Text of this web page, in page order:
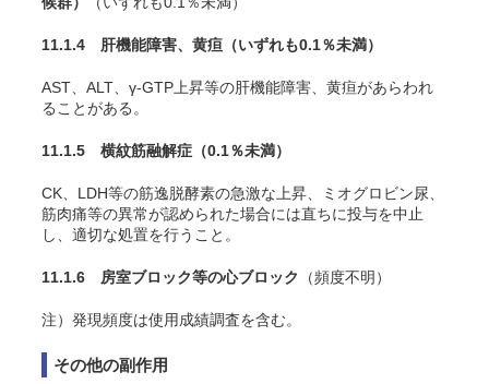
11.1.4 肝機能障害、黄疸 （いずれも0.1％未満）
AST、ALT、γ-GTP上昇等の肝機能障害、黄疸があらわれ
ることがある。
11.1.5 横紋筋融解症 （0.1％未満）
CK、LDH等の筋逸脱酵素の急激な上昇、ミオグロビン尿、
筋肉痛等の異常が認められた場合には直ちに投与を中止
し、適切な処置を行うこと。
11.1.6 房室ブロック等の心ブロック （頻度不明）
注）発現頻度は使用成績調査を含む。
その他の副作用